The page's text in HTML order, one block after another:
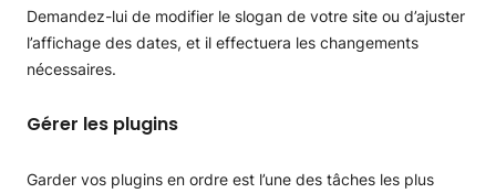
Demandez-lui de modifier le slogan de votre site ou d’ajuster
l’affichage des dates, et il effectuera les changements
nécessaires.
Gérer les plugins
Garder vos plugins en ordre est l’une des tâches les plus